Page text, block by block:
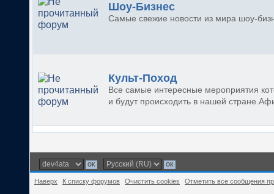
Шоу-Бизнес
Самые свежие новости из мира шоу-
Культ-Поход
Все самые интересные мероприятия
и будут происходить в нашей
Наверх К списку форумов Очистить cookies Отметить все сообщения